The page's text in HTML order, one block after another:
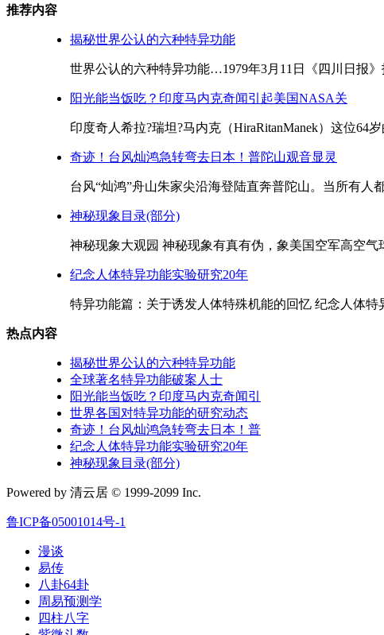
推荐内容
揭秘世界公认的六种特异功能
世界公认的六种特异功能…1979年3月11日《四川日报
阳光能当饭吃？印度马内克奇闻引起美国NASA关
印度奇人希拉?瑞坦?马内克（HiraRitanManek）这位64
奇迹！台风灿鸿急转弯去日本！普陀山观音显灵
台风“灿鸿”舟山朱家尖沿海登陆直奔普陀山。当所有人
神秘现象目录(部分)
神秘现象大观园 神秘现象有真有伪，象美国空军高空
纪念人体特异功能实验研究20年
特异功能篇：关于诱发人体特殊机能的回忆 纪念人体特
热点内容
揭秘世界公认的六种特异功能
全球著名特异功能破案人士
阳光能当饭吃？印度马内克奇闻引
世界各国对特异功能的研究动态
奇迹！台风灿鸿急转弯去日本！普
纪念人体特异功能实验研究20年
神秘现象目录(部分)
Powered by 清云居 © 1999-2099 Inc.
鲁ICP备05001014号-1
漫谈
易传
八卦64卦
周易预测学
四柱八字